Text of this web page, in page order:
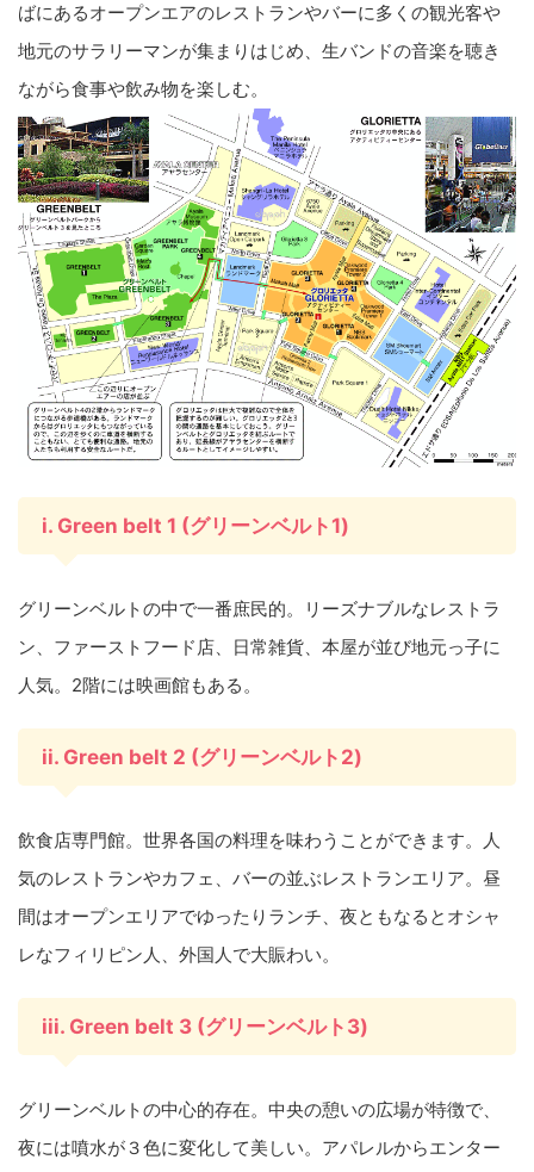
ばにあるオープンエアのレストランやバーに多くの観光客や
地元のサラリーマンが集まりはじめ、生バンドの音楽を聴き
ながら食事や飲み物を楽しむ。
i. Green belt 1 (グリーンベルト1)
グリーンベルトの中で一番庶民的。リーズナブルなレストラ
ン、ファーストフード店、日常雑貨、本屋が並び地元っ子に
人気。2階には映画館もある。
ii. Green belt 2 (グリーンベルト2)
飲食店専門館。世界各国の料理を味わうことができます。人
気のレストランやカフェ、バーの並ぶレストランエリア。昼
間はオープンエリアでゆったりランチ、夜ともなるとオシャ
レなフィリピン人、外国人で大賑わい。
iii. Green belt 3 (グリーンベルト3)
グリーンベルトの中心的存在。中央の憩いの広場が特徴で、
夜には噴水が３色に変化して美しい。アパレルからエンター